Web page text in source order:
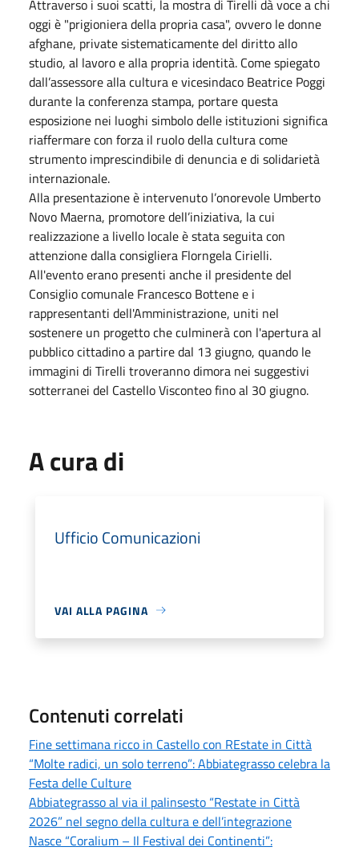
Attraverso i suoi scatti, la mostra di Tirelli dà voce a chi
oggi è "prigioniera della propria casa", ovvero le donne
afghane, private sistematicamente del diritto allo
studio, al lavoro e alla propria identità. Come spiegato
dall’assessore alla cultura e vicesindaco Beatrice Poggi
durante la conferenza stampa, portare questa
esposizione nei luoghi simbolo delle istituzioni significa
riaffermare con forza il ruolo della cultura come
strumento imprescindibile di denuncia e di solidarietà
internazionale.
Alla presentazione è intervenuto l’onorevole Umberto
Novo Maerna, promotore dell’iniziativa, la cui
realizzazione a livello locale è stata seguita con
attenzione dalla consigliera Florngela Cirielli.
All'evento erano presenti anche il presidente del
Consiglio comunale Francesco Bottene e i
rappresentanti dell'Amministrazione, uniti nel
sostenere un progetto che culminerà con l'apertura al
pubblico cittadino a partire dal 13 giugno, quando le
immagini di Tirelli troveranno dimora nei suggestivi
sotterranei del Castello Visconteo fino al 30 giugno.
A cura di
Ufficio Comunicazioni
VAI ALLA PAGINA
Contenuti correlati
Fine settimana ricco in Castello con REstate in Città
“Molte radici, un solo terreno”: Abbiategrasso celebra la
Festa delle Culture
Abbiategrasso al via il palinsesto “Restate in Città
2026” nel segno della cultura e dell’integrazione
Nasce “Coralium – Il Festival dei Continenti”: